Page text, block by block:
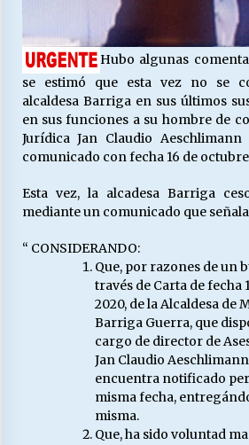
VOLVER A SER
MUNICIPALIDADES,
28/05/2026
cuestión social hoy”.
16/05/2026
S.O.S. a los ricos, Save
Nuestras Almas)
30/04/2026
¿Asesores con doble
18/04/2026
Chile y sus segmentos
06/04/2026
Hubo algunas
se estimó que esta vez no se
alcaldesa Barriga en sus últimos
en sus funciones a su hombre de
Jurídica Jan Claudio
comunicado con fecha 16 de
Esta vez, la alcadesa Barriga
mediante un comunicado que
“ CONSIDERANDO:
Que, por razones de un
través de Carta de fecha
2020, de la Alcaldesa de
Barriga Guerra, que
cargo de director de
Jan Claudio
encuentra notificado
misma fecha,
misma.
Que, ha sido voluntad